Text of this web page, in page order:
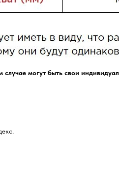
могут быть свои